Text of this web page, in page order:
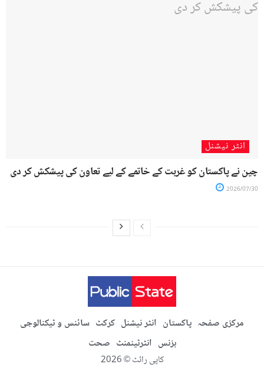
انٹر نیشنل
چین نے پاکستان کو غربت کے خاتمے کے لیے تعاون کی پیشکش کر دی
2026/07/30
مرکزی صفحہ پاکستان انٹر نیشنل کرکٹ سائنس و ٹیکنالوجی
بزنس انٹرٹینمنٹ صحت
کاپی رائٹ © 2026